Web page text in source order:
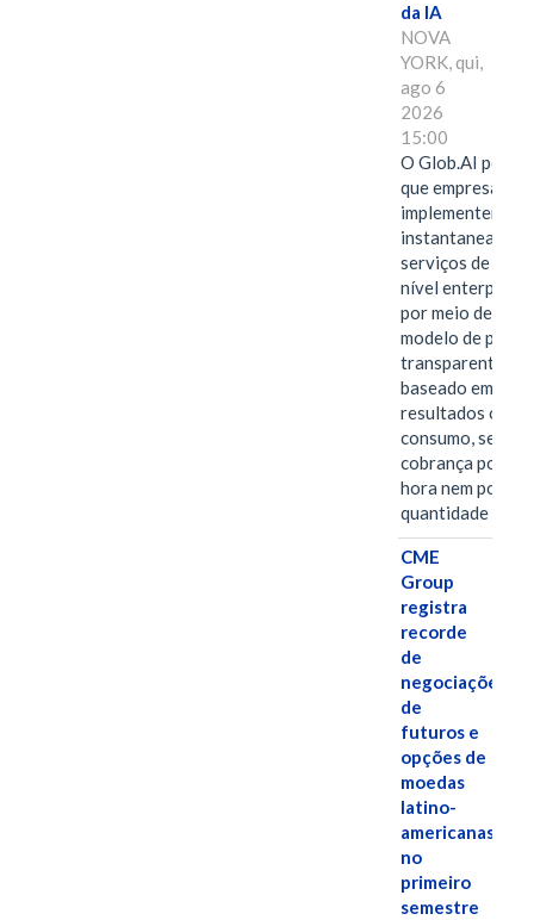
da IA
NOVA
YORK, qui,
ago 6
2026
15:00
O Glob.AI
que empresas
implementem
serviços de IA de
nível enterprise
por meio de um
modelo de
transparente,
baseado em
resultados ou
consumo, sem
cobrança por
hora nem por
quantidade de…
CME
Group
registra
recorde
de
negociações
de
futuros e
opções de
moedas
latino-
americanas
no
primeiro
semestre